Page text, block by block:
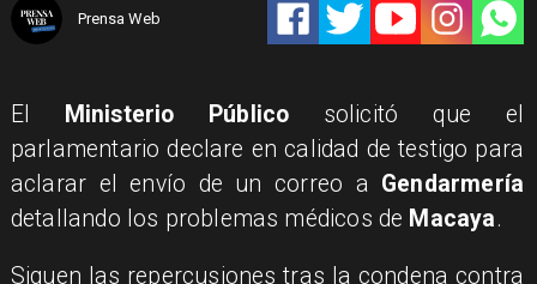
Prensa Web
El Ministerio Público solicitó que el
parlamentario declare en calidad de testigo para
aclarar el envío de un correo a Gendarmería
detallando los problemas médicos de Macaya.
Siguen las repercusiones tras la condena contra